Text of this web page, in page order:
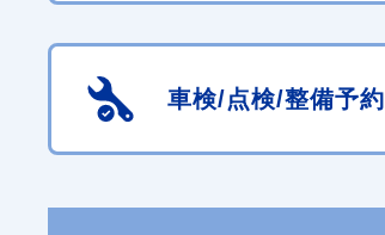
車検/点検/整備予約